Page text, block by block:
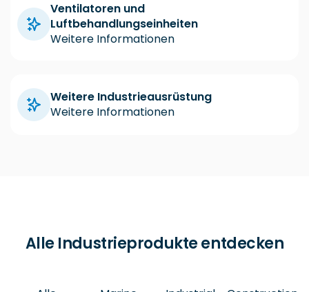
Ventilatoren und
Luftbehandlungseinheiten
Weitere Informationen
Weitere Industrieausrüstung
Weitere Informationen
Alle Industrieprodukte entdecken